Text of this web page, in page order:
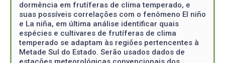
dormência em frutíferas de clima temperado, e
suas possíveis correlações com o fenômeno El niño
e La niña, em última análise identificar quais
espécies e cultivares de frutíferas de clima
temperado se adaptam às regiões pertencentes à
Metade Sul do Estado. Serão usados dados de